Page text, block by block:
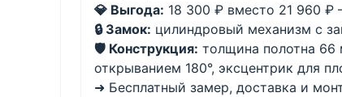
💎 Выгода: 18 300 ₽ вместо 21 960
🔒 Замок: цилиндровый механизм с
🛡️ Конструкция: толщина полотна 66
открыванием 180°, эксцентрик для
➜ Бесплатный замер, доставка и